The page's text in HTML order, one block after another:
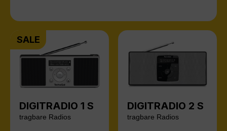
SALE
DIGITRADIO 1 S
tragbare Radios
DIGITRADIO 2 S
tragbare Radios